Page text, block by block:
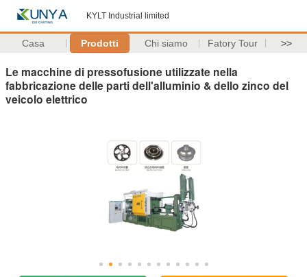
KYLT Industrial limited
Casa Prodotti Chi siamo Fatory Tour >>
Le macchine di pressofusione utilizzate nella
fabbricazione delle parti dell'alluminio & dello zinco del
veicolo elettrico